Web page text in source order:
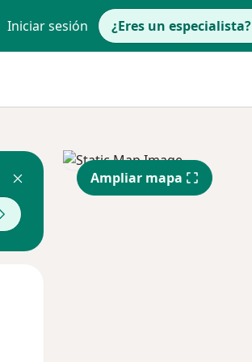
Iniciar sesión ¿Eres un especialista?
Ampliar mapa